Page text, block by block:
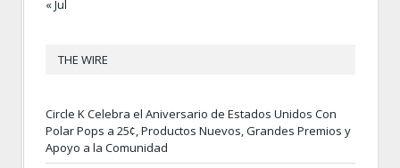
« Jul
THE WIRE
Circle K Celebra el Aniversario de Estados Unidos Con
Polar Pops a 25¢, Productos Nuevos, Grandes Premios y
Apoyo a la Comunidad